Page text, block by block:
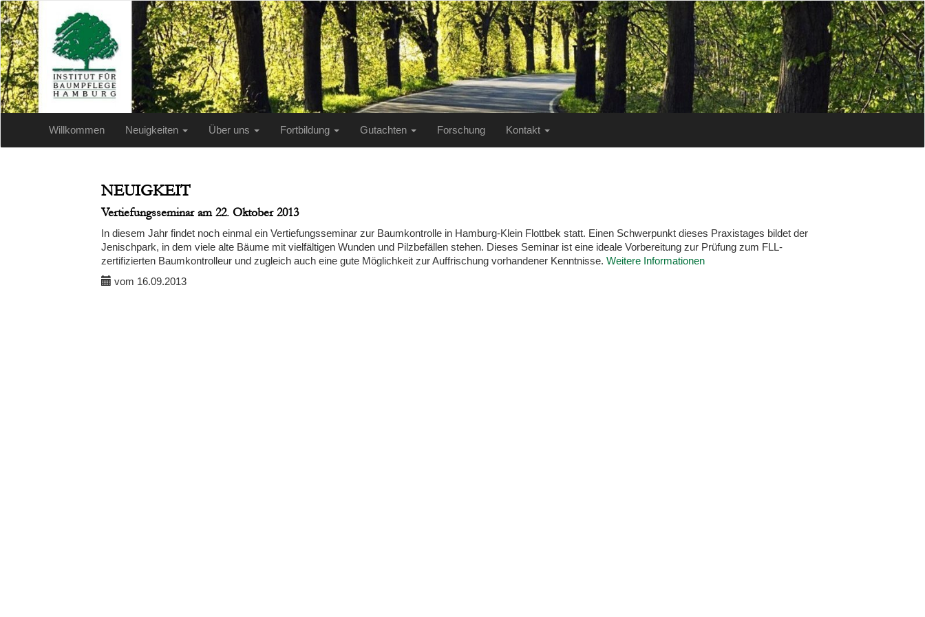
Willkommen Neuigkeiten Über uns Fortbildung Gutachten Forschung Kontakt
NEUIGKEIT
Vertiefungsseminar am 22. Oktober 2013
In diesem Jahr findet noch einmal ein Vertiefungsseminar zur Baumkontrolle in Hamburg-Klein Flottbek statt. Einen Schwerpunkt dieses Praxistages bildet der
Jenischpark, in dem viele alte Bäume mit vielfältigen Wunden und Pilzbefällen stehen. Dieses Seminar ist eine ideale Vorbereitung zur Prüfung zum FLL-
zertifizierten Baumkontrolleur und zugleich auch eine gute Möglichkeit zur Auffrischung vorhandener Kenntnisse. Weitere Informationen
vom 16.09.2013